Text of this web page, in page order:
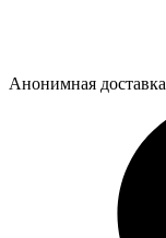
Анонимная доставка